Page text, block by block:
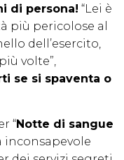
di persona! “Lei è
più pericolose al
dell’esercito,
volte”,
se si spaventa o
“Notte di sangue
inconsapevole